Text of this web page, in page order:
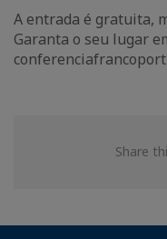
A entrada é gratuita,
Garanta o seu lugar
Share